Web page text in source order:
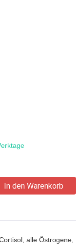
In den Warenkorb
alle Östrogene,